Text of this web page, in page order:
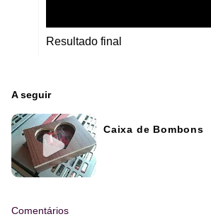
Resultado final
A seguir
Caixa de Bombons
Comentários